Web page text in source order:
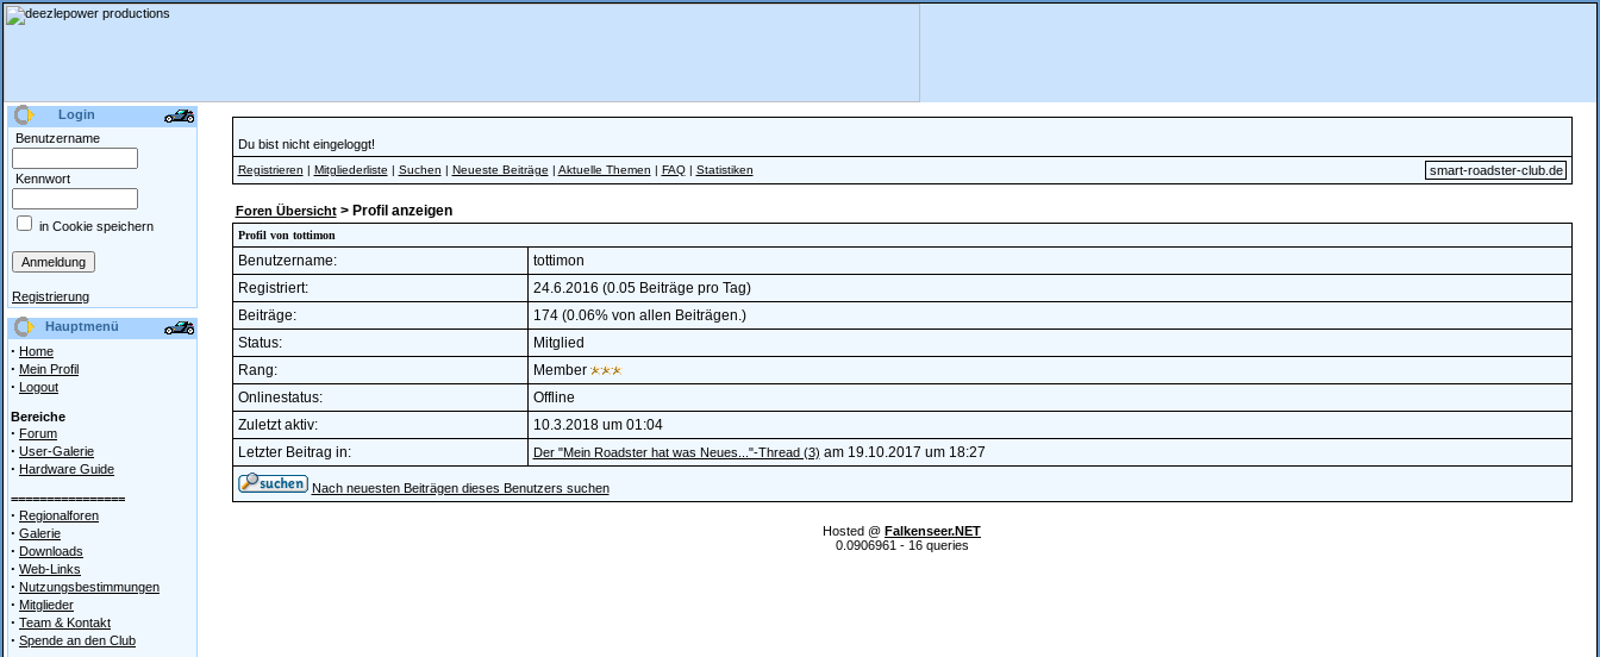
Login
Benutzername
Kennwort
in Cookie speichern
Registrierung
Hauptmenü
· Home
· Mein Profil
· Logout
Bereiche
· Forum
· User-Galerie
· Hardware Guide
================
· Regionalforen
· Galerie
· Downloads
· Web-Links
· Nutzungsbestimmungen
· Mitglieder
· Team & Kontakt
· Spende an den Club
Du bist nicht eingeloggt!
Registrieren | Mitgliederliste | Suchen | Neueste Beiträge | Aktuelle Themen | FAQ| Statistiken smart-roadster-club.de
Foren Übersicht> Profil anzeigen
Profil von tottimon
Benutzername:
tottimon
Registriert:
24.6.2016 (0.05 Beiträge pro Tag)
Beiträge:
174 (0.06% von allen Beiträgen.)
Status:
Mitglied
Rang:
Member
Onlinestatus:
Offline
Zuletzt aktiv:
10.3.2018 um 01:04
Letzter Beitrag in:
Der "Mein Roadster hat was Neues..."-Thread (3) am 19.10.2017 um 18:27
Nach neuesten Beiträgen dieses Benutzers suchen
Hosted @ Falkenseer.NET
0.0906961 - 16 queries